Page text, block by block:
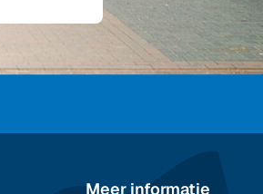
Meer informatie